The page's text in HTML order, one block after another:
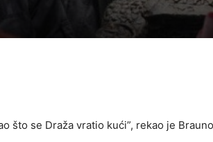
što se Draža vratio kući”, rekao je